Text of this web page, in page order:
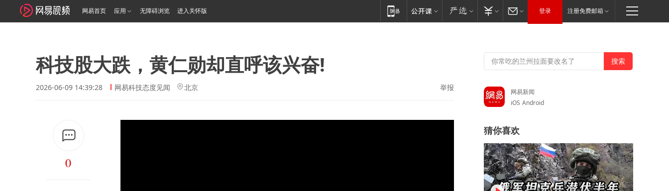
网易首页 应用 无障碍浏览 进入关怀版 登录 注册免费邮箱
科技股大跌，黄仁勋却直呼该兴奋!
2026-06-09 14:39:28 网易科技态度见闻 北京 举报
0
网易新闻
iOS Android
猜你喜欢